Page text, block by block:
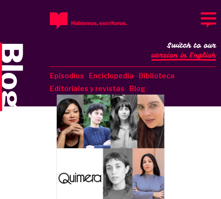
Episodios Enciclopedia
Biblioteca
Editoriales y revistas
Blog
Switch to our
version in English